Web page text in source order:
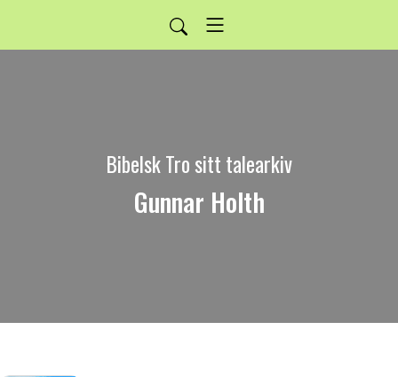
Bibelsk Tro sitt talearkiv
Gunnar Holth